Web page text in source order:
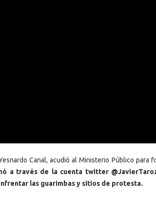
Canal, acudió al Ministerio Público para
a través de la cuenta twitter
las guarimbas y sitios de protesta.